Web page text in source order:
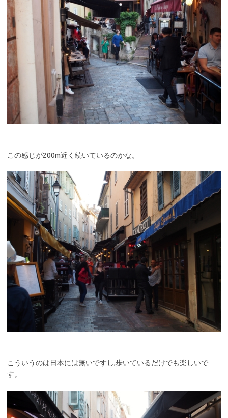
この感じが200m近く続いているのかな。
こういうのは日本には無いですし,歩いているだけでも楽しいで
す。